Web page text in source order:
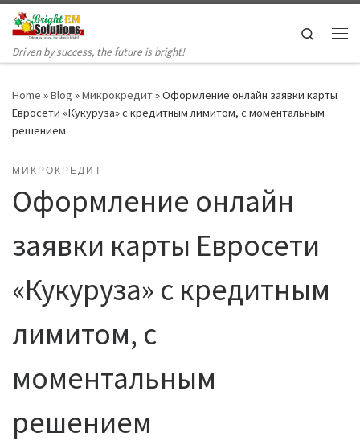
Skip to content
Driven by success, the future is bright!
Search
Home »Blog »Микрокредит»Оформление онлайн заявки карты
Евросети «Кукуруза» с кредитным лимитом, с моментальным
решением
МИКРОКРЕДИТ
Оформление онлайн
заявки карты Евросети
«Кукуруза» с кредитным
лимитом, с
моментальным
решением